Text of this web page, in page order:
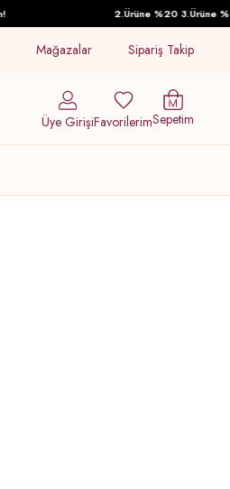
2.Ürüne %20 3.Ürüne %30
Mağazalar Sipariş Takip
Üye GirişiFavorilerimSepetim